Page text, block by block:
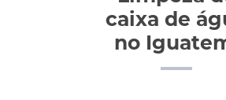
caixa de
no